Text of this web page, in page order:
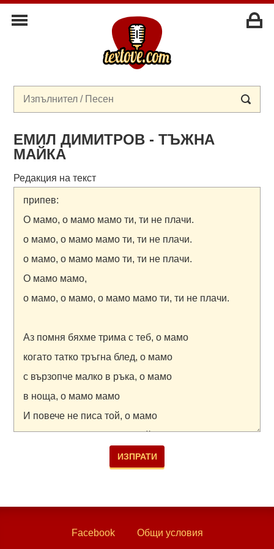
ЕМИЛ ДИМИТРОВ - ТЪЖНА
МАЙКА
Редакция на текст
Facebook Общи условия